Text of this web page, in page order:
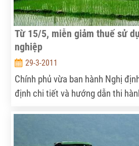
Từ 15/5, miễn giảm thuế sử
nghiệp
29-3-2011
Chính phủ vừa ban hành Nghị
định chi tiết và hướng dẫn thi